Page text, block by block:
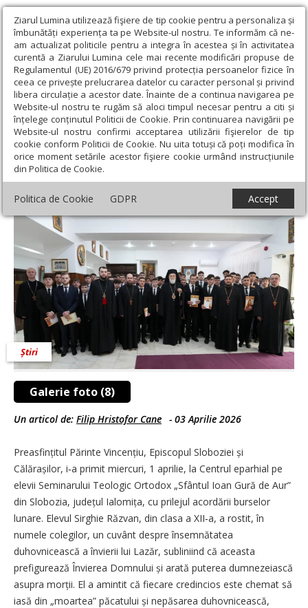
Ziarul Lumina utilizează fişiere de tip cookie pentru a personaliza și
îmbunătăți experiența ta pe Website-ul nostru. Te informăm că ne-
am actualizat politicile pentru a integra în acestea și în activitatea
curentă a Ziarului Lumina cele mai recente modificări propuse de
Regulamentul (UE) 2016/679 privind protecția persoanelor fizice în
ceea ce privește prelucrarea datelor cu caracter personal și privind
libera circulație a acestor date. Înainte de a continua navigarea pe
Website-ul nostru te rugăm să aloci timpul necesar pentru a citi și
înțelege conținutul Politicii de Cookie. Prin continuarea navigării pe
Website-ul nostru confirmi acceptarea utilizării fişierelor de tip
cookie conform Politicii de Cookie. Nu uita totuși că poți modifica în
orice moment setările acestor fişiere cookie urmând instrucțiunile
din Politica de Cookie.
Politica de Cookie GDPR Accept
Ziarul Lumina › Actualitate religioasă › Știri › Burse pentru elevii
Seminarului Teologic „Sfântul Ioan Gură de Aur” din Slobozia
Burse pentru elevii Seminarului Teologic
„Sfântul Ioan Gură de Aur” din Slobozia
Galerie foto (8)
Știri
Un articol de: Filip Hristofor Cane - 03 Aprilie 2026
Preasfințitul Părinte Vincențiu, Episcopul Sloboziei și
Călărașilor, i‑a primit miercuri, 1 aprilie, la Centrul eparhial pe
elevii Seminarului Teologic Ortodox „Sfântul Ioan Gură de Aur”
din Slobozia, județul Ialomița, cu prilejul acordării burselor
lunare. Elevul Sirghie Răzvan, din clasa a XII‑a, a rostit, în
numele colegilor, un cuvânt despre însemnătatea
duhovnicească a învierii lui Lazăr, subliniind că aceasta
prefigurează Învierea Domnului și arată puterea dumnezeiască
asupra morții. El a amintit că fiecare credincios este chemat să
iasă din „moartea” păcatului și nepăsarea duhovnicească,